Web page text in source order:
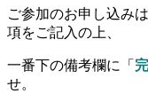
ご参加のお申し込み
項をご記入の上、
一番下の備考欄に「
せ。